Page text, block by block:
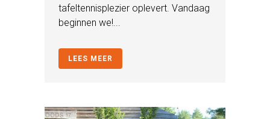
tafeltennisplezier oplevert. Vandaag
beginnen we!...
LEES MEER